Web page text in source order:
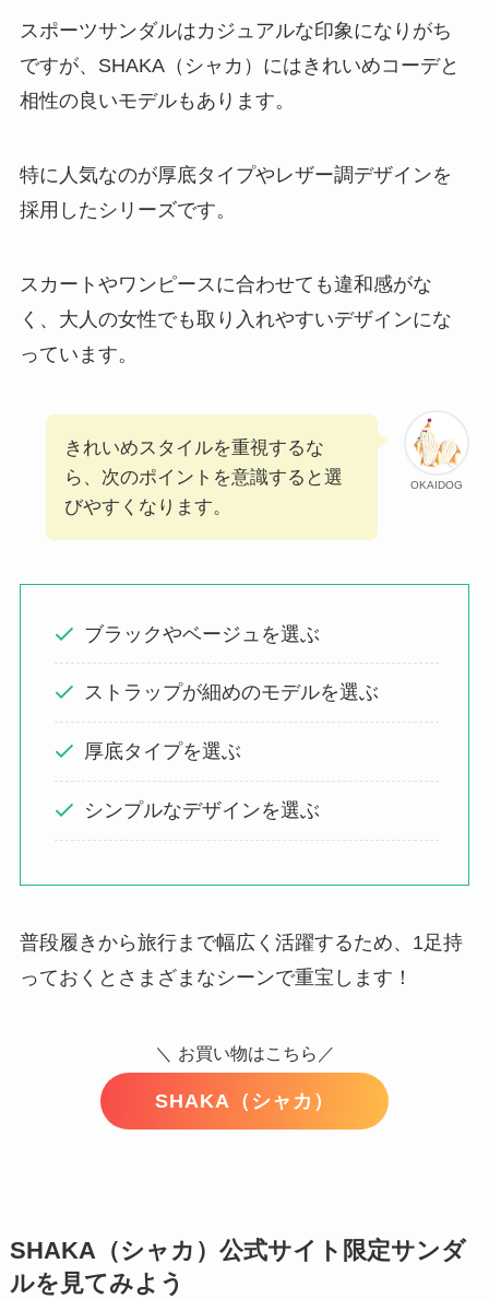
スポーツサンダルはカジュアルな印象になりがち
ですが、SHAKA（シャカ）にはきれいめコーデと
相性の良いモデルもあります。
特に人気なのが厚底タイプやレザー調デザインを
採用したシリーズです。
スカートやワンピースに合わせても違和感がな
く、大人の女性でも取り入れやすいデザインにな
っています。
OKAIDOG
きれいめスタイルを重視するな
ら、次のポイントを意識すると選
びやすくなります。
ブラックやベージュを選ぶ
ストラップが細めのモデルを選ぶ
厚底タイプを選ぶ
シンプルなデザインを選ぶ
普段履きから旅行まで幅広く活躍するため、1足持
っておくとさまざまなシーンで重宝します！
＼ お買い物はこちら／
SHAKA（シャカ）
SHAKA（シャカ）公式サイト限定サンダ
ルを見てみよう